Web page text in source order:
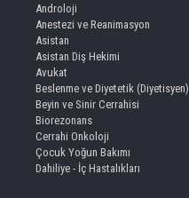
Androloji
Anestezi ve Reanimasyon
Asistan
Asistan Diş Hekimi
Avukat
Beslenme ve Diyetetik (Diyetisyen)
Beyin ve Sinir Cerrahisi
Biorezonans
Cerrahi Onkoloji
Çocuk Yoğun Bakımı
Dahiliye - İç Hastalıkları